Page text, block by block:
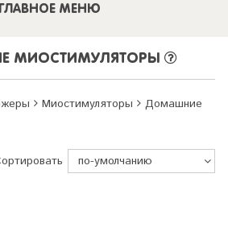
ГЛАВНОЕ МЕНЮ
МИОСТИМУЛЯТОРЫ
Миостимуляторы
Домашние